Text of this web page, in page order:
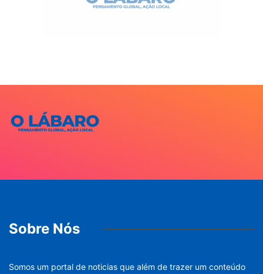
Sobre Nós
Somos um portal de noticias que além de trazer um conteúdo